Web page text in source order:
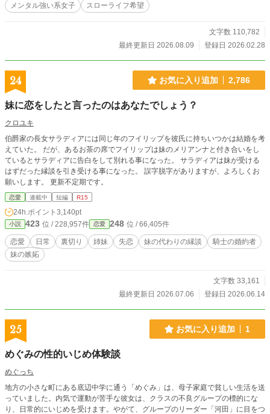
メンタル強い系女子 スローライフ希望
文字数 110,782
最終更新日 2026.08.09
登録日 2026.02.28
24 お気に入り追加 2,786
妹に恋をしたと言ったのはあなたでしょう？
クロユキ
伯爵家の長女サラディアには同じ年のフイリップを彼氏に持ちいつかは結婚を考
えていた。 だが、あるお茶の席でフイリップは妹のメリアンナと付き合いをし
ているとサラディアに告白をして別れる事になった。 サラディアは妹が受ける
はずだった縁談を引き受ける事になった。 誤字脱字がありますが、よろしくお
願いします。 更新不定期です。
恋愛 連載中 短編 R15
24h.ポイント 3,140pt
小説 423 位 / 228,957件 恋愛 248 位 / 66,405件
恋愛 日常 裏切り 姉妹 失恋 妹の代わりの縁談
騎士の婚約者
妹の嫉妬
文字数 33,161
最終更新日 2026.07.06
登録日 2026.06.14
25 お気に入り追加 1
めぐみの性的いじめ体験談
めぐっち
地方の小さな町にある底辺中学に通う「めぐみ」は、母子家庭で貧しい生活を送
っていました。内気で運動が苦手な彼女は、クラスの不良グループの標的にな
り、日常的にいじめを受けます。やがて、グループのリーダー「河田」に目をつ